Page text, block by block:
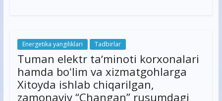
Energetika yangiliklari Tadbirlar
Tuman elektr taʼminoti korxonalari
hamda boʻlim va xizmatgohlarga
Xitoyda ishlab chiqarilgan,
zamonaviy “Changan” rusumdagi